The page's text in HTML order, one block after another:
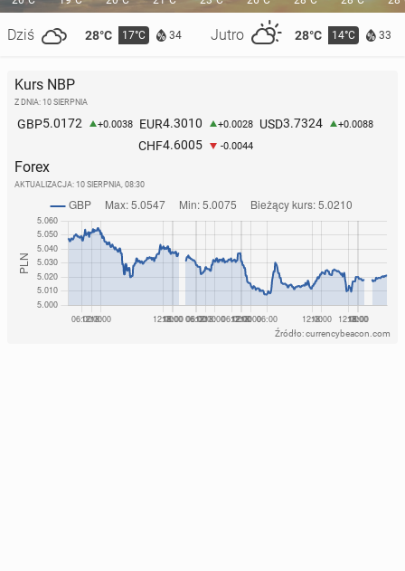
Igrzy­ska 2026: Polska z drugim medalem! Srebro
Dziś 28°C 17°C 34 Jutro 28°C 14°C 33
Kurs NBP
Z DNIA: 10 SIERPNIA
GBP5.0172 +0.0038 EUR4.3010 +0.0028 USD3.7324 +0.0088
CHF4.6005 -0.0044
Forex
AKTUALIZACJA: 10 SIERPNIA, 08:30
Źródło: currencybeacon.com